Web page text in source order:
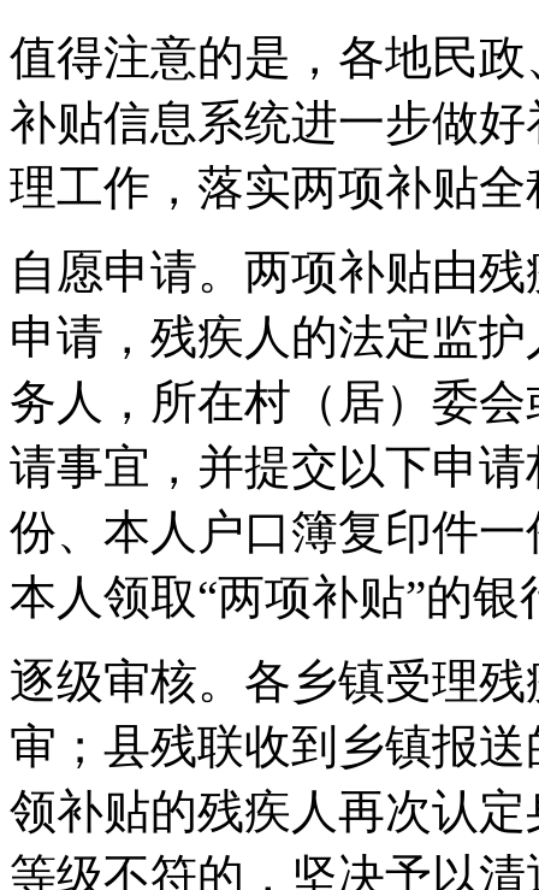
值得注意的是，各地民
补贴信息系统进一步做
理工作，落实两项补贴
自愿申请。两项补贴由
申请，残疾人的法定监
务人，所在村（居）委
请事宜，并提交以下申
份、本人户口簿复印件
本人领取“两项补贴”的
逐级审核。各乡镇受理
审；县残联收到乡镇报
领补贴的残疾人再次认
等级不符的，坚决予以